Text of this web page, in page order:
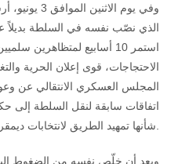
وفي يوم
الذي نصّب نفسه في السلطة بديلاً
استمر 10 أسابيع لمتظاهرين
الاحتجاجات، قوى إعلان الحرية
المجلس العسكري الانتقالي عن
اتفاقات سابقة لنقل السلطة إلى